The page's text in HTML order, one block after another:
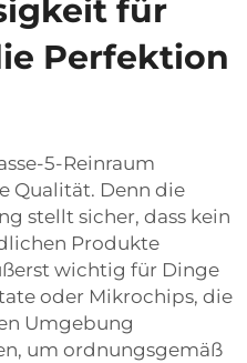
für
Perfektion
5-Reinraum
Qualität. Denn die
stellt sicher, dass kein
Produkte
wichtig für Dinge
oder Mikrochips, die
Umgebung
um ordnungsgemäß